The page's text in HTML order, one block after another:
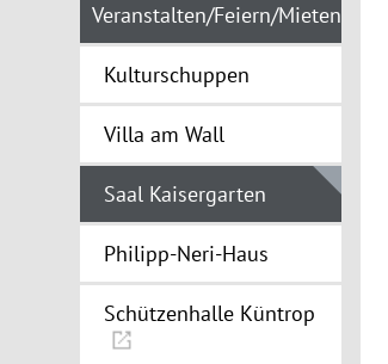
Veranstalten/Feiern/Mieten
Kulturschuppen
Villa am Wall
Saal Kaisergarten
Philipp-Neri-Haus
Schützenhalle Küntrop